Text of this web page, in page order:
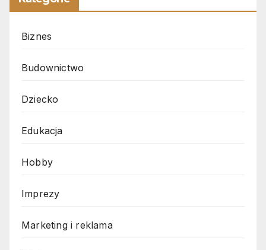
Biznes
Budownictwo
Dziecko
Edukacja
Hobby
Imprezy
Marketing i reklama